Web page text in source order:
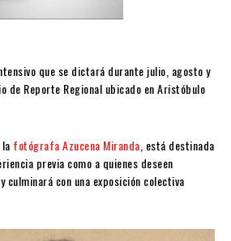
que se dictará durante julio, agosto y
de Reporte Regional ubicado en Aristóbulo
fotógrafa Azucena Miranda, está destinada
previa como a quienes deseen
con una exposición colectiva